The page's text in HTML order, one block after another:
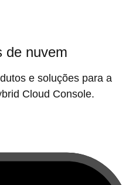
de nuvem
e soluções para a
Cloud Console.